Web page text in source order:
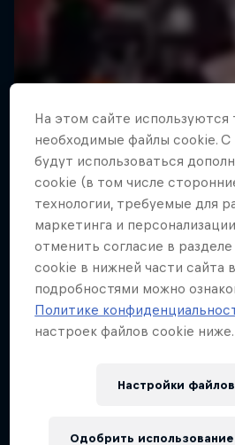
На этом сайте иcпользуются
необходимые файлы cookie. С
будут использоваться
cookie (в том числе
технологии, требуемые для
маркетинга и
отменить согласие в
cookie в нижней части сайта
подробностями можно
Политике
настроек файлов cookie ниже.
Настройки
Одобрить